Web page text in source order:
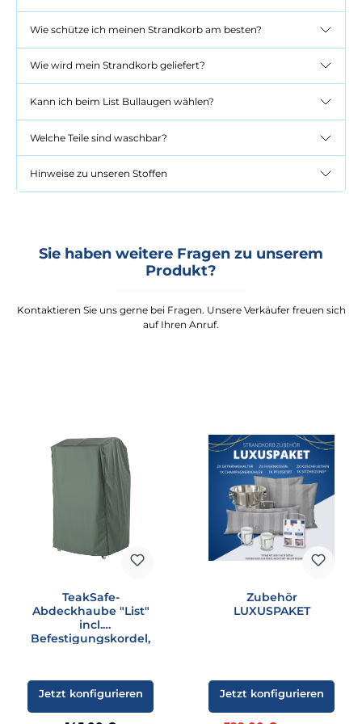
Wie schütze ich meinen Strandkorb am besten?
Wie wird mein Strandkorb geliefert?
Kann ich beim List Bullaugen wählen?
Welche Teile sind waschbar?
Hinweise zu unseren Stoffen
Sie haben weitere Fragen zu unserem
Produkt?
Kontaktieren Sie uns gerne bei Fragen. Unsere Verkäufer freuen sich
auf Ihren Anruf.
TeakSafe-
Abdeckhaube "List"
incl.
Befestigungskordel,
Jetzt konfigurieren
Zubehör
LUXUSPAKET
Jetzt konfigurieren